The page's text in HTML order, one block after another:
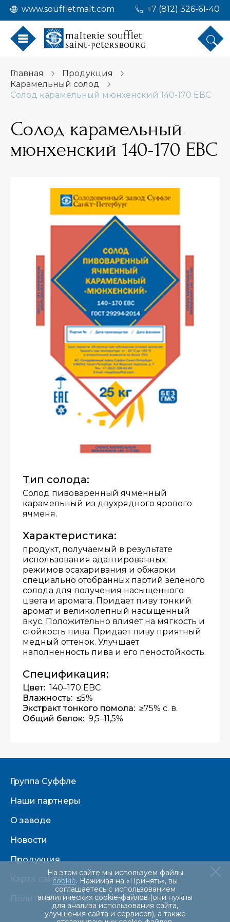
www.souffletmalt.com +7 (812) 326-61-40
Главная
Продукция
Карамельный солод
Солод карамельный мюнхенский 140-170 ЕВС
Солод карамельный
мюнхенский 140-170 ЕВС
Тип солода:
Солод пивоваренный ячменный
карамельный из двухрядного ярового
ячменя.
Характеристика:
продукт, получаемый в результате
использования адаптированных
режимов осахаривания и обжарки
специально отобранных партий зеленого
солода для получения насыщенного
цвета и аромата. Придает пиву тонкий
аромат и великолепный насыщенный
вкус. Положительно влияет на мягкость и
стойкость пива. Придает пиву приятный
медный оттенок. Улучшает
наполненность пива и его пеностойкость.
Спецификация:
Цвет: 140–170 EBC
Влажность: ≤5%
Экстракт тонкого помола: ≥75% с. в.
Общий белок: 9,5–11,5%
Группа Суффле
Наши партнеры
О заводе
Новости
Продукция
Карта сайта
Политика о персональных данных
На этом сайте мы используем файлы
cookie. Нажимая на «Принять», вы
соглашаетесь с использованием
аналитических cookie-файлов (они нужны
для анализа использования сайта,
улучшения сайта и сервисов), а также